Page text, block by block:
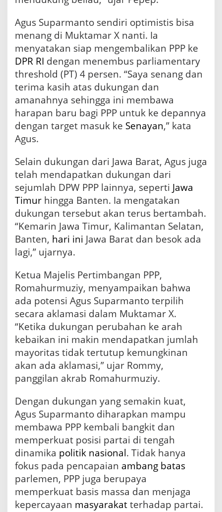
Agus Suparmanto sendiri optimistis bisa
menang di Muktamar X nanti. Ia
DPR RI dengan menembus parliamentary
threshold (PT) 4 persen. “Saya senang dan
terima kasih atas dukungan dan
amanahnya sehingga ini membawa
harapan baru bagi PPP untuk ke depannya
dengan target masuk ke Senayan,” kata
Agus.
Selain dukungan dari Jawa Barat, Agus juga
telah mendapatkan dukungan dari
sejumlah DPW PPP lainnya, seperti Jawa
Timur hingga Banten. Ia mengatakan
dukungan tersebut akan terus bertambah.
“Kemarin Jawa Timur, Kalimantan Selatan,
Banten, hari ini Jawa Barat dan besok ada
lagi,” ujarnya.
Ketua Majelis Pertimbangan PPP,
Romahurmuziy, menyampaikan bahwa
ada potensi Agus Suparmanto terpilih
secara aklamasi dalam Muktamar X.
“Ketika dukungan perubahan ke arah
kebaikan ini makin mendapatkan jumlah
mayoritas tidak tertutup kemungkinan
akan ada aklamasi,” ujar Rommy,
panggilan akrab Romahurmuziy.
Dengan dukungan yang semakin kuat,
Agus Suparmanto diharapkan mampu
membawa PPP kembali bangkit dan
memperkuat posisi partai di tengah
dinamika politik nasional. Tidak hanya
fokus pada pencapaian ambang batas
parlemen, PPP juga berupaya
memperkuat basis massa dan menjaga
kepercayaan masyarakatterhadap partai.